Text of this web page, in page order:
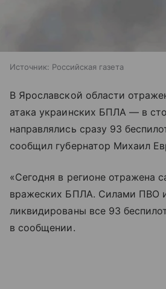
Источник: Российская газета
В Ярославской области
атака украинских БПЛА — в
направлялись сразу 93
сообщил губернатор Михаил
«Сегодня в регионе отражена
вражеских БПЛА. Силами ПВО
ликвидированы все 93
в сообщении.